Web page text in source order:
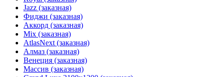
Jazz (заказная)
Фиджи (заказная)
Аккорд (заказная)
Mix (заказная)
AtlasNext (заказная)
Алмаз (заказная)
Венеция (заказная)
Массив (заказная)